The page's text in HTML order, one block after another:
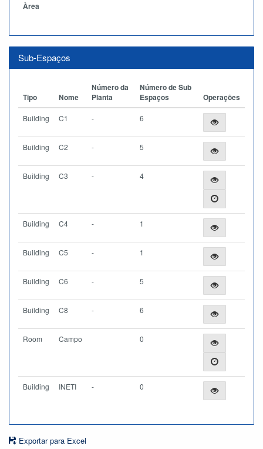
Àrea
Sub-Espaços
Tipo Nome
Número da
Planta
Número de Sub
Espaços
Operações
Building C1 - 6
Building C2 - 5
Building C3 - 4
Building C4 - 1
Building C5 - 1
Building C6 - 5
Building C8 - 6
Room Campo 0
Building INETI - 0
Exportar para Excel